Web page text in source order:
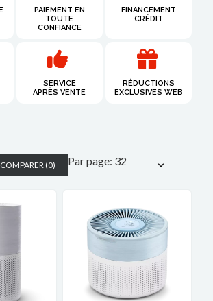
PAIEMENT EN
TOUTE
CONFIANCE
FINANCEMENT
CRÉDIT
SERVICE
APRÈS VENTE
RÉDUCTIONS
EXCLUSIVES WEB
COMPARER (0) Par page: 32